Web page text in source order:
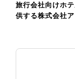
旅行会社向けホ
供する株式会社